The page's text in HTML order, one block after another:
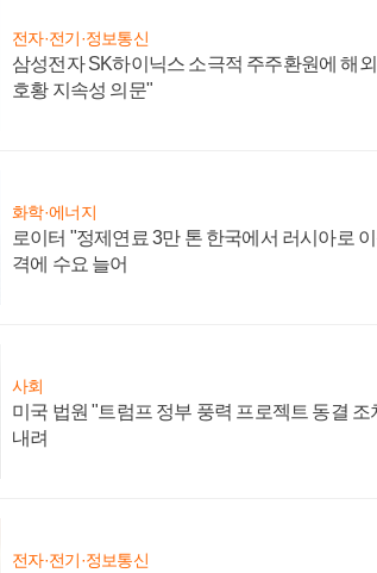
전자·전기·정보통신
삼성전자 SK하이닉스 소극적 주주환원에 해
호황 지속성 의문"
화학·에너지
로이터 "정제연료 3만 톤 한국에서 러시아로
격에 수요 늘어
사회
미국 법원 "트럼프 정부 풍력 프로젝트 동결 조
내려
전자·전기·정보통신